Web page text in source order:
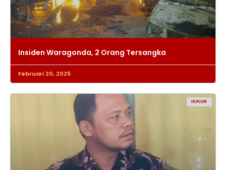
Insiden Waragonda, 2 Orang Tersangka
Februari 20, 2025
HUKUM